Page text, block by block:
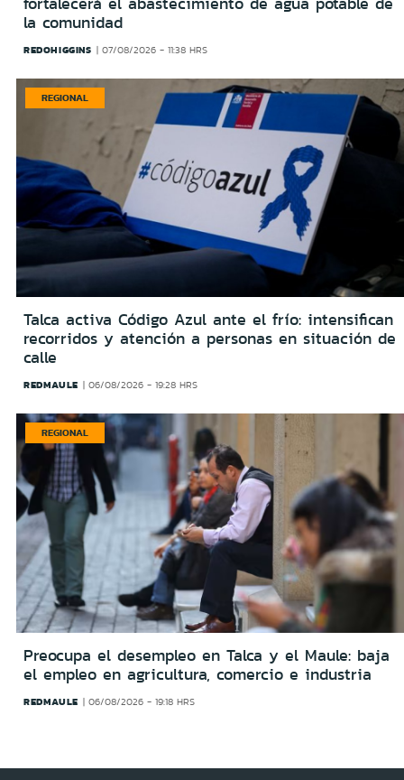
la comunidad
REDOHIGGINS 07/08/2026 - 11:38 HRS
REGIONAL
Talca activa Código Azul ante el frío: intensifican
recorridos y atención a personas en situación de
calle
REDMAULE 06/08/2026 - 19:28 HRS
REGIONAL
Preocupa el desempleo en Talca y el Maule: baja
el empleo en agricultura, comercio e industria
REDMAULE 06/08/2026 - 19:18 HRS